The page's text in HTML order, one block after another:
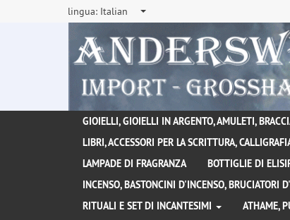
lingua: Italian
GIOIELLI, GIOIELLI IN ARGENTO, AMULETI,
LIBRI, ACCESSORI PER LA SCRITTURA,
LAMPADE DI FRAGRANZA
BOTTIGLIE DI
INCENSO, BASTONCINI D'INCENSO, BRUCIATORI
RITUALI E SET DI INCANTESIMI
ATHAME,